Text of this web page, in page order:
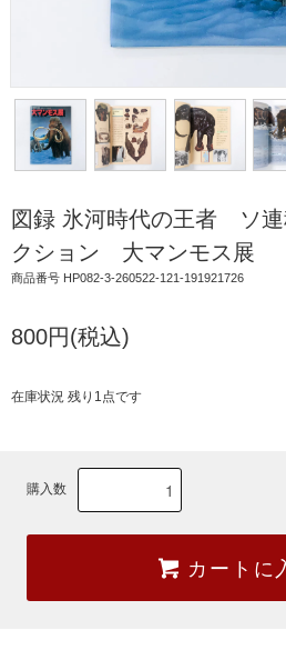
図録 氷河時代の王者 ソ連
クション 大マンモス展
商品番号 HP082-3-260522-121-191921726
800円(税込)
在庫状況 残り1点です
購入数
カートに